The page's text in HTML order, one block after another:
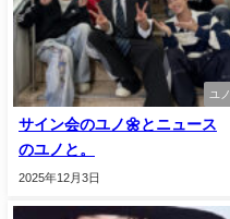
ユノ
サイン会のユノ🌼とニュース
のユノと。
2025年12月3日